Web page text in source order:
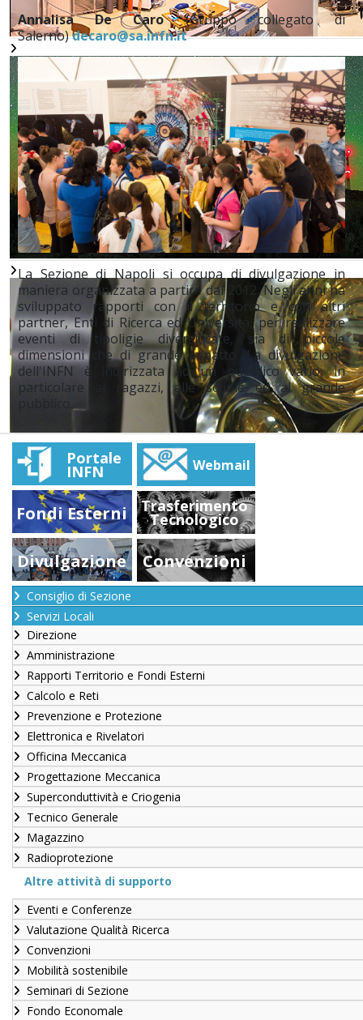
Annalisa De Caro(Gruppo collegato di
Salerno)decaro@sa.infn.it
La Sezione di Napoli si occupa di divulgazione in
maniera organizzata a partire dal 2012. Negli anni ha
sviluppato rapporti con il territorio e con altri
partner, Enti di Ricerca ed Università, per realizzare
eventi di tipoligie diversificate, sia di piccole
dimensioni che di grande impatto. La divulgazione
dell'INFN è indirizzata ad un pubblico vario, in
particolare ai ragazzi, alle scuole ed al grande
pubblico.
Portale
INFN Webmail
Fondi Esterni Trasferimento
Tecnologico
Divulgazione Convenzioni
Consiglio di Sezione
Servizi Locali
Direzione
Amministrazione
Rapporti Territorio e Fondi Esterni
Calcolo e Reti
Prevenzione e Protezione
Elettronica e Rivelatori
Officina Meccanica
Progettazione Meccanica
Superconduttività e Criogenia
Tecnico Generale
Magazzino
Radioprotezione
Altre attività di supporto
Eventi e Conferenze
Valutazione Qualità Ricerca
Convenzioni
Mobilità sostenibile
Seminari di Sezione
Fondo Economale